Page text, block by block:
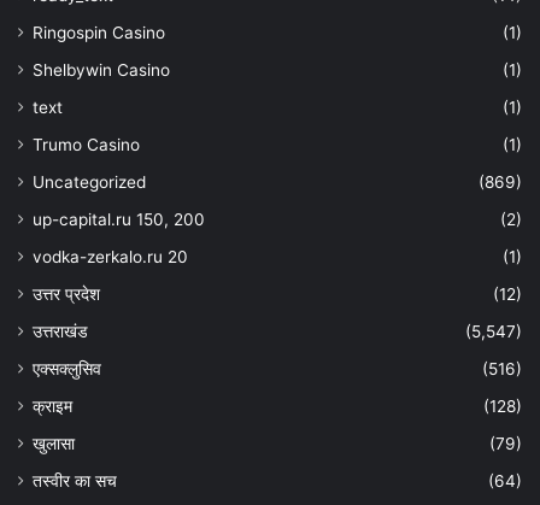
Ringospin Casino
(1)
Shelbywin Casino
(1)
text
(1)
Trumo Casino
(1)
Uncategorized
(869)
up-capital.ru 150, 200
(2)
vodka-zerkalo.ru 20
(1)
उत्तर प्रदेश
(12)
उत्तराखंड
(5,547)
एक्सक्लुसिव
(516)
क्राइम
(128)
खुलासा
(79)
तस्वीर का सच
(64)